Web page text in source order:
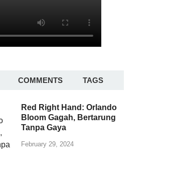
COMMENTS TAGS
Red Right Hand: Orlando
Bloom Gagah, Bertarung
Tanpa Gaya
February 29, 2024